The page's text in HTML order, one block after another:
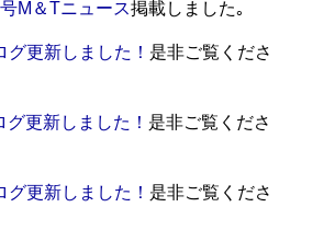
M＆Tニュース掲載しました｡
グ更新しました！ 是非ご覧くださ
グ更新しました！ 是非ご覧くださ
グ更新しました！ 是非ご覧くださ